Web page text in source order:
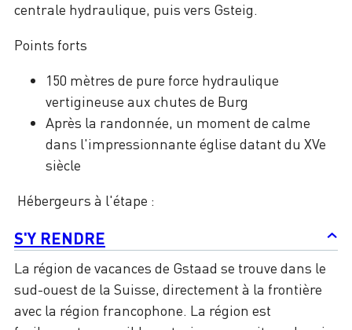
centrale hydraulique, puis vers Gsteig.
Points forts
150 mètres de pure force hydraulique
vertigineuse aux chutes de Burg
Après la randonnée, un moment de calme
dans l'impressionnante église datant du XVe
siècle
Hébergeurs à l'étape :
S'Y RENDRE
La région de vacances de Gstaad se trouve dans le
sud-ouest de la Suisse, directement à la frontière
avec la région francophone. La région est